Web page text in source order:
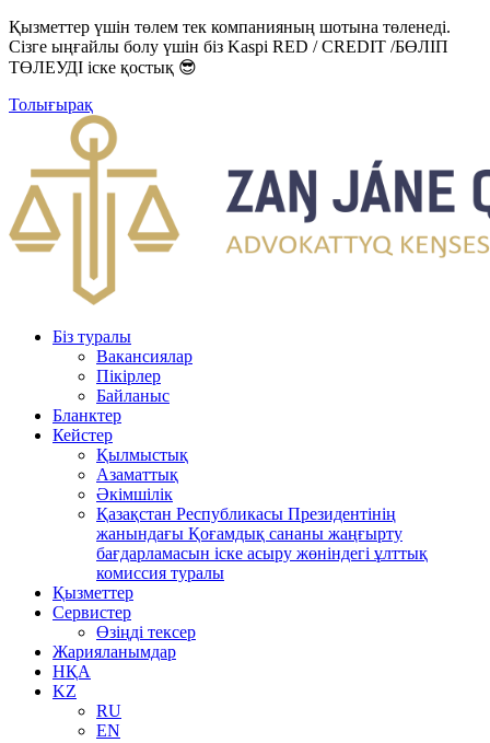
Қызметтер үшін төлем тек компанияның шотына төленеді.
Сізге ыңғайлы болу үшін біз Kaspi RED / CREDIT /БӨЛІП
ТӨЛЕУДІ іске қостық 😎
Толығырақ
Біз туралы
Вакансиялар
Пікірлер
Байланыс
Бланктер
Кейстер
Қылмыстық
Азаматтық
Әкімшілік
Қазақстан Республикасы Президентінің
жанындағы Қоғамдық сананы жаңғырту
бағдарламасын іске асыру жөніндегі ұлттық
комиссия туралы
Қызметтер
Сервистер
Өзіңді тексер
Жарияланымдар
НҚА
KZ
RU
EN